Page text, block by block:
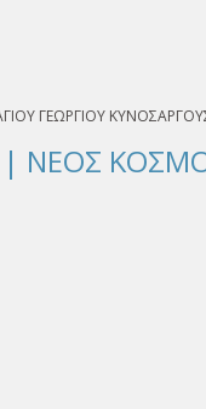
ΓΕΩΡΓΙΟΥ
| ΝΕΟΣ